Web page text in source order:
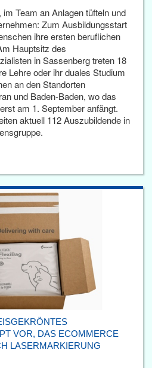
Team an Anlagen tüfteln und
Zum Ausbildungsstart
ihre ersten beruflichen
Hauptsitz des
in Sassenberg treten 18
Lehre oder ihr duales Studium
an den Standorten
und Baden-Baden, wo das
am 1. September anfängt.
aktuell 112 Auszubildende in
VOR, DAS ECOMMERCE
LASERMARKIERUNG